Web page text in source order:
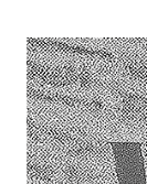
Inhalt
springen